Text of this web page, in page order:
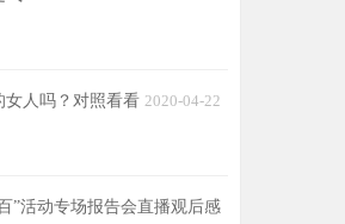
女人吗？对照看看 2020-04-22
”活动专场报告会直播观后感